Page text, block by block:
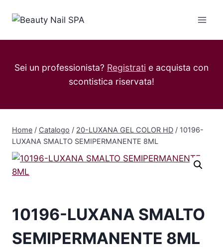
Sei un professionista? Registrati e acquista con
scontistica riservata!
Home / Catalogo / 20-LUXANA GEL COLOR HD / 10196-
LUXANA SMALTO SEMIPERMANENTE 8ML
10196-LUXANA SMALTO
SEMIPERMANENTE 8ML